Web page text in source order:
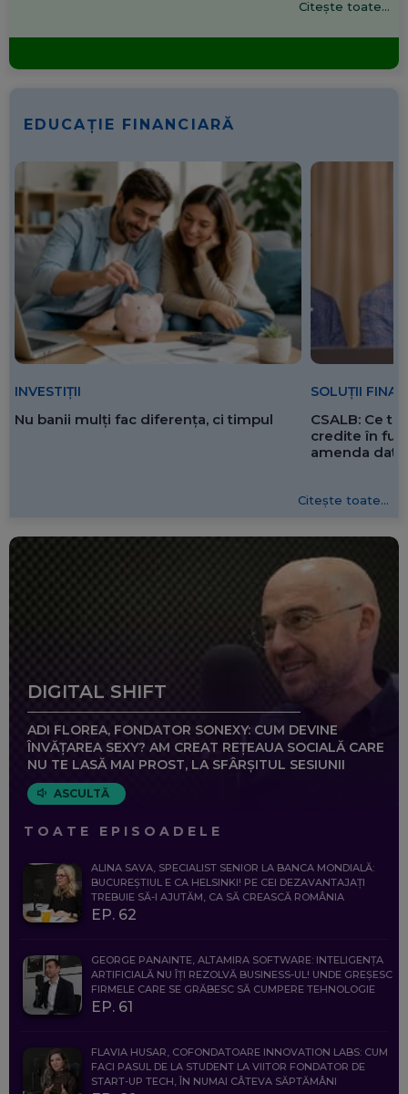
Citește toate...
EDUCAȚIE FINANCIARĂ
INVESTIȚII
Nu banii mulți fac diferența, ci timpul
SOLUȚII
CSALB: Ce
credite în
amenda
Citește toate...
DIGITAL SHIFT
ADI FLOREA, FONDATOR SONEXY: CUM DEVINE
ÎNVĂȚAREA SEXY? AM CREAT REȚEAUA SOCIALĂ CARE
NU TE LASĂ MAI PROST, LA SFÂRȘITUL SESIUNII
ASCULTĂ
TOATE EPISOADELE
ALINA SAVA, SPECIALIST SENIOR LA BANCA MONDIALĂ:
BUCUREȘTIUL E CA HELSINKI! PE CEI DEZAVANTAJAȚI
TREBUIE SĂ-I AJUTĂM, CA SĂ CREASCĂ ROMÂNIA
EP. 62
GEORGE PANAINTE, ALTAMIRA SOFTWARE: INTELIGENȚA
ARTIFICIALĂ NU ÎȚI REZOLVĂ BUSINESS-UL! UNDE GREȘESC
FIRMELE CARE SE GRĂBESC SĂ CUMPERE TEHNOLOGIE
EP. 61
FLAVIA HUSAR, COFONDATOARE INNOVATION LABS: CUM
FACI PASUL DE LA STUDENT LA VIITOR FONDATOR DE
START-UP TECH, ÎN NUMAI CÂTEVA SĂPTĂMÂNI